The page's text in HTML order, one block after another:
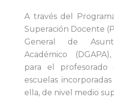
A través del
Superación Docente
General de
Académico
para el
escuelas
ella, de nivel medio